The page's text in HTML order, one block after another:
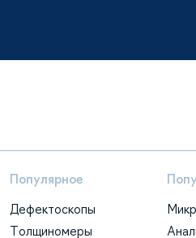
Популярное
Дефектоскопы
Толщиномеры